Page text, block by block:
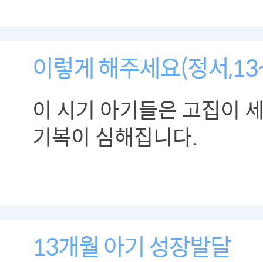
이렇게 해주세요(정서
이 시기 아기들은 고집이
기복이 심해집니다.
13개월 아기 성장발달